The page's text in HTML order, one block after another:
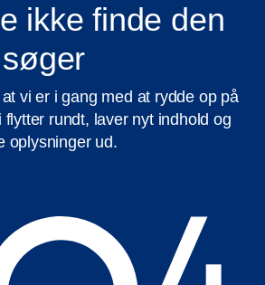
ikke finde den
vi er i gang med at rydde op på
flytter rundt, laver nyt indhold og
oplysninger ud.